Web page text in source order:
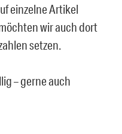
einzelne Artikel
wir auch dort
setzen.
– gerne auch